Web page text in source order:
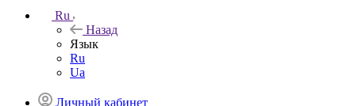
Ru
Назад
Язык
Ru
Ua
Личный кабинет